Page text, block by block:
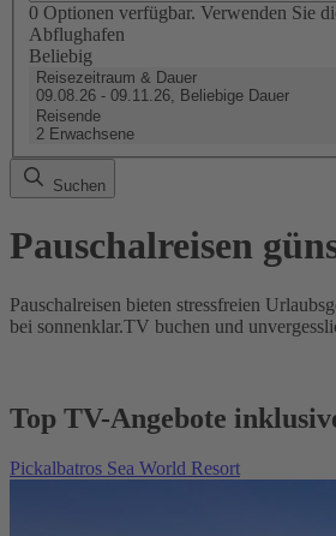
0 Optionen verfügbar. Verwenden Sie
Abflughafen
Beliebig
Reisezeitraum & Dauer
09.08.26 - 09.11.26, Beliebige Dauer
Reisende
2 Erwachsene
Suchen
Pauschalreisen
Pauschalreisen bieten stressfreien
bei sonnenklar.TV buchen und
Top TV-Angebote
Pickalbatros Sea World Resort